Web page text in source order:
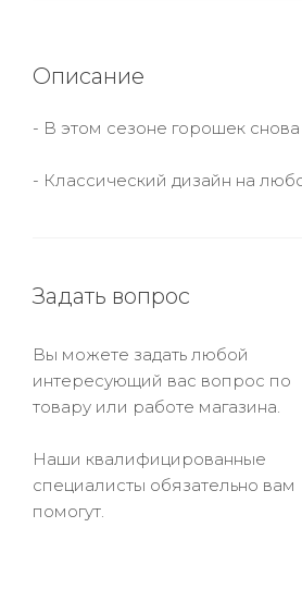
Описание
- В этом сезоне горошек
- Классический дизайн на
Задать вопрос
Вы можете задать любой
интересующий вас вопрос по
товару или работе магазина.
Наши квалифицированные
специалисты обязательно вам
помогут.